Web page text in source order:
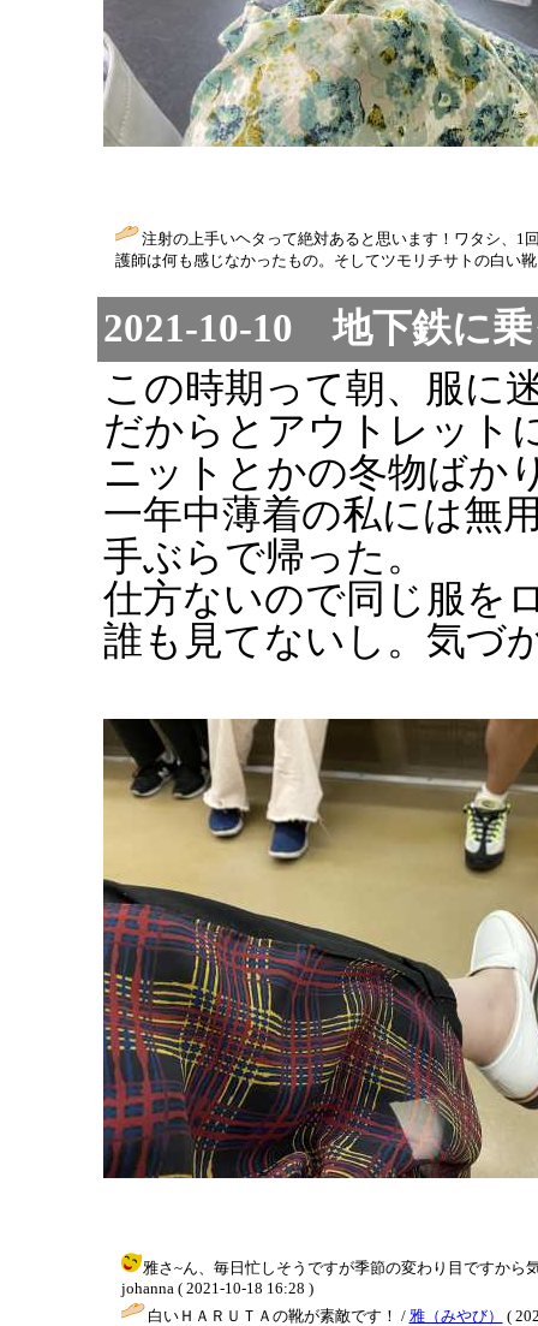
注射の上手いヘタって絶対あると思います！ワタシ、1
護師は何も感じなかったもの。そしてツモリチサトの白い
2021-10-10 地下鉄に
この時期って朝、服に
だからとアウトレット
ニットとかの冬物ばか
一年中薄着の私には無
手ぶらで帰った。
仕方ないので同じ服を
誰も見てないし。気づ
雅さ~ん、毎日忙しそうですが季節の変わり目ですか
johanna ( 2021-10-18 16:28 )
白いＨＡＲＵＴＡの靴が素敵です！ / 雅（みやび） (